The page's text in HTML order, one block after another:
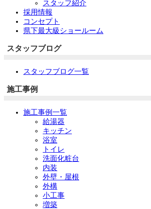
スタッフ紹介
採用情報
コンセプト
県下最大級ショールーム
スタッフブログ
スタッフブログ一覧
施工事例
施工事例一覧
給湯器
キッチン
浴室
トイレ
洗面化粧台
内装
外壁・屋根
外構
小工事
増築